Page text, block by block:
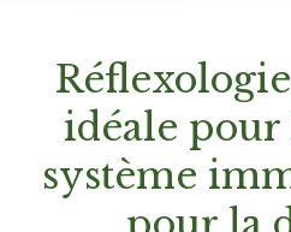
idéale pour
système